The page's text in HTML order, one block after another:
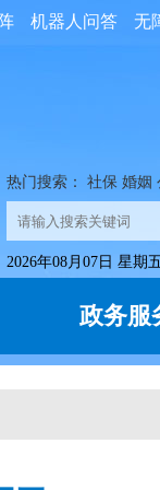
无
机器人问答
热门搜索： 社保 婚姻
2026年08月07日 星期
政务服